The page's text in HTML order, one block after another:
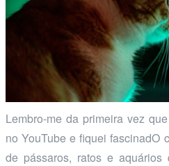
Lembro-me da primeira vez
no YouTube e fiquei fascinadO
de pássaros, ratos e aquários